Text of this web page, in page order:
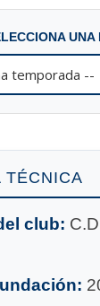
TÉCNICA
club: